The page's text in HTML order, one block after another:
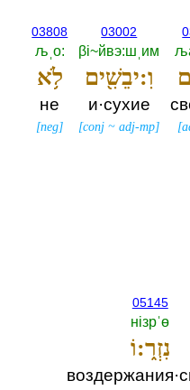
[
03002
βi~йвэ:шˌим
וִ:יבֵשִׁ֖ים
и·сухие
[conj ~adj-mp]
03808
љˌо:‎
לֹ֥א
не
[neg]
05145
нiзрˈө
נִזְר֑:וֹ